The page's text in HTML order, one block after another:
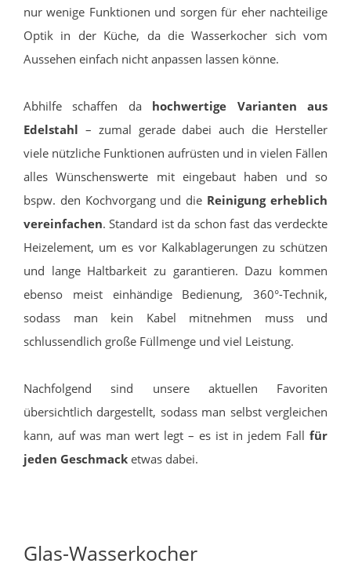
nur wenige Funktionen und sorgen für eher nachteilige
Optik in der Küche, da die Wasserkocher sich vom
Aussehen einfach nicht anpassen lassen könne.
Abhilfe schaffen da hochwertige Varianten aus
Edelstahl – zumal gerade dabei auch die Hersteller
viele nützliche Funktionen aufrüsten und in vielen Fällen
alles Wünschenswerte mit eingebaut haben und so
bspw. den Kochvorgang und die Reinigung erheblich
vereinfachen. Standard ist da schon fast das verdeckte
Heizelement, um es vor Kalkablagerungen zu schützen
und lange Haltbarkeit zu garantieren. Dazu kommen
ebenso meist einhändige Bedienung, 360°-Technik,
sodass man kein Kabel mitnehmen muss und
schlussendlich große Füllmenge und viel Leistung.
Nachfolgend sind unsere aktuellen Favoriten
übersichtlich dargestellt, sodass man selbst vergleichen
kann, auf was man wert legt – es ist in jedem Fall für
jeden Geschmack etwas dabei.
Glas-Wasserkocher